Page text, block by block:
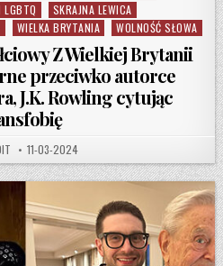
LGBTQ
SKRAJNA LEWICA
WIELKA BRYTANIA WOLNOŚĆ SŁOWA
Z Wielkiej Brytanii
przeciwko autorce
J.K. Rowling cytując
PUBLISHED DATE:
11-03-2024